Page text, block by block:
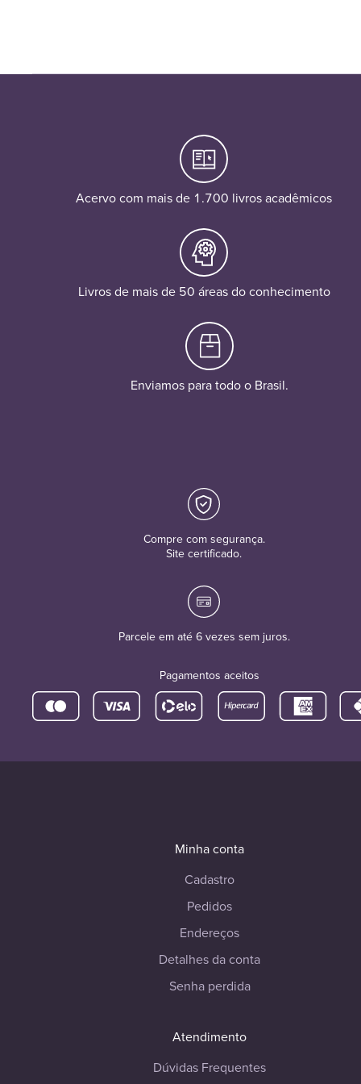
Acervo com mais de 1.700 livros acadêmicos
Livros de mais de 50 áreas do conhecimento
Enviamos para todo o Brasil.
Compre com segurança.
Site certificado.
Parcele em até 6 vezes sem juros.
Pagamentos aceitos
Minha conta
Cadastro
Pedidos
Endereços
Detalhes da conta
Senha perdida
Atendimento
Dúvidas Frequentes